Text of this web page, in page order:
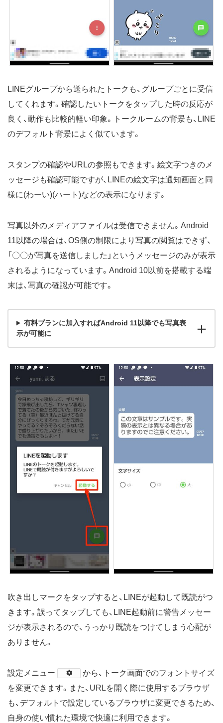
LINEグループから送られたトークも、グループごとに受信
してくれます。確認したいトークをタップした時の反応が
良く、動作も比較的軽い印象。トークルームの背景も、LINE
のデフォルト背景によく似ています。
スタンプの確認やURLの参照もできます。絵文字つきのメ
ッセージも確認可能ですが、LINEの絵文字は通知画面と同
様に(わーい)(ハート)などの表示になります。
写真以外のメディアファイルは受信できません。Android
11以降の場合は、OS側の制限により写真の閲覧はできず、
「〇〇が写真を送信しました」というメッセージのみが表示
されるようになっています。Android 10以前を搭載する端
末は、写真の確認が可能です。
有料プランに加入すればAndroid 11以降でも写真表
示が可能に
吹き出しマークをタップすると、LINEが起動して既読がつ
きます。誤ってタップしても、LINE起動前に警告メッセー
ジが表示されるので、うっかり既読をつけてしまう心配が
ありません。
設定メニュー
​から、トーク画面でのフォントサイズ
を変更できます。また、URLを開く際に使用するブラウザ
も、デフォルトで設定しているブラウザに変更できるため、
自身の使い慣れた環境で快適に利用できます。